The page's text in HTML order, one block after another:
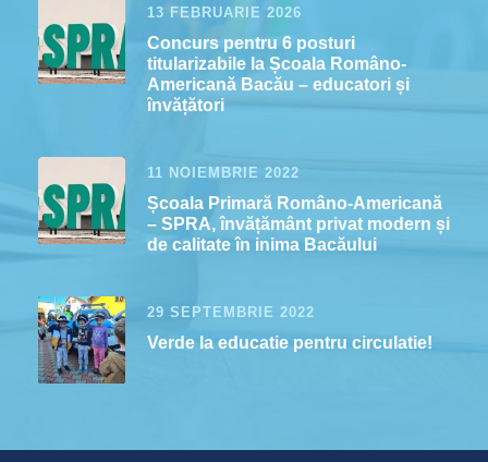
13 FEBRUARIE 2026
Concurs pentru 6 posturi
titularizabile la Școala Româno-
Americană Bacău – educatori și
învățători
11 NOIEMBRIE 2022
Școala Primară Româno-Americană
– SPRA, învățământ privat modern și
de calitate în inima Bacăului
29 SEPTEMBRIE 2022
Verde la educatie pentru circulatie!